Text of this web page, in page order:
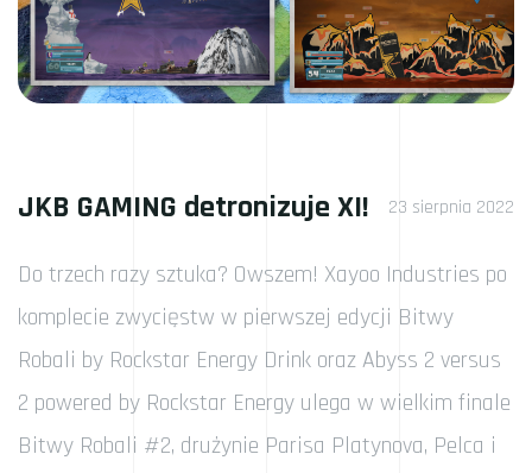
JKB GAMING detronizuje XI! 23 sierpnia 2022
Do trzech razy sztuka? Owszem! Xayoo Industries po
komplecie zwycięstw w pierwszej edycji Bitwy
Robali by Rockstar Energy Drink oraz Abyss 2 versus
2 powered by Rockstar Energy ulega w wielkim finale
Bitwy Robali #2, drużynie Parisa Platynova, Pelca i